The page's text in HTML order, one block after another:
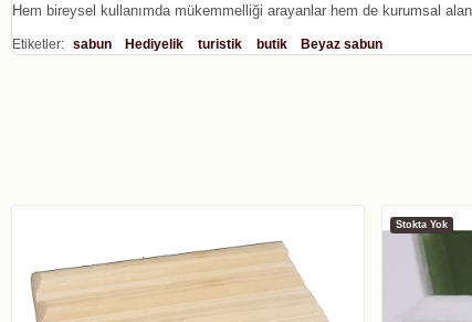
Hem bireysel kullanımda mükemmelliği arayanlar hem de kurumsal
Etiketler: sabun Hediyelik turistik butik Beyaz sabun
Stokta Yok